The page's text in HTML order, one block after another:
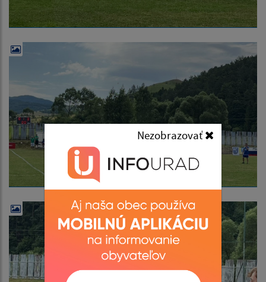
Nezobrazovať